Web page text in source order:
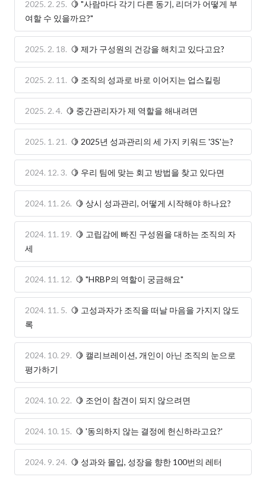
2025. 2. 25. 🍋 "사람마다 각기 다른 동기, 리더가 어떻게 부
여할 수 있을까요?"
2025. 2. 18. 🍋 제가 구성원의 건강을 해치고 있다고요?
2025. 2. 11. 🍋 조직의 성과로 바로 이어지는 업스킬링
2025. 2. 4. 🍋 중간관리자가 제 역할을 해내려면
2025. 1. 21. 🍋 2025년 성과관리의 세 가지 키워드 '3S'는?
2024. 12. 3. 🍋 우리 팀에 맞는 회고 방법을 찾고 있다면
2024. 11. 26. 🍋 상시 성과관리, 어떻게 시작해야 하나요?
2024. 11. 19. 🍋 고립감에 빠진 구성원을 대하는 조직의 자
세
2024. 11. 12. 🍋 "HRBP의 역할이 궁금해요"
2024. 11. 5. 🍋 고성과자가 조직을 떠날 마음을 가지지 않도
록
2024. 10. 29. 🍋 캘리브레이션, 개인이 아닌 조직의 눈으로
평가하기
2024. 10. 22. 🍋 조언이 참견이 되지 않으려면
2024. 10. 15. 🍋 '동의하지 않는 결정에 헌신하라고요?'
2024. 9. 24. 🍋 성과와 몰입, 성장을 향한 100번의 레터